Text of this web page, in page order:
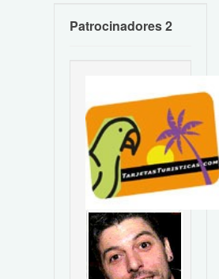
Patrocinadores 2